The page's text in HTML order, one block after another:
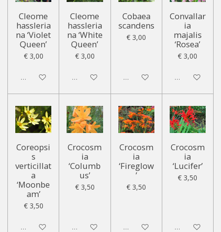
Cleome
hassleria
na ‘Violet
Queen’
€ 3,00
Uitgeschakeld
Cleome
hassleria
na ‘White
Queen’
€ 3,00
Uitgeschakeld
Cobaea
scandens
€ 3,00
Uitgeschakeld
Convallar
ia
majalis
‘Rosea’
€ 3,00
Uitgeschakeld
Coreopsi
s
verticillat
a
‘Moonbe
am’
€ 3,50
Uitgeschakeld
Crocosm
ia
‘Columb
us’
€ 3,50
Uitgeschakeld
Crocosm
ia
‘Fireglow
’
€ 3,50
Uitgeschakeld
Crocosm
ia
‘Lucifer’
€ 3,50
Uitgeschakeld